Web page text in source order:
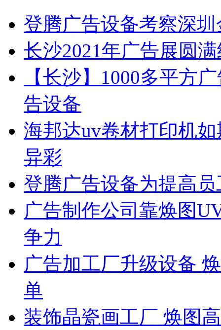
登腾广告设备考察深
长沙2021年广告展圆
【长沙】1000多平方
告设备
海邦达uv卷材打印机
异彩
登腾广告设备为提高
广告制作公司靠焕图
争力
广告加工厂升级设备
单
装饰晶瓷画工厂 焕图